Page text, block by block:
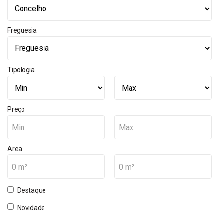
Freguesia
Tipologia
Preço
Min. Max.
Area
0 m² 0 m²
Destaque
Novidade